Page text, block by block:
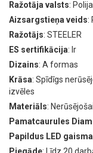
Ražotāja valsts: Polija
Aizsargstieņa veids:
Ražotājs: STEELER
ES sertifikācija: Ir
Dizains: A formas
Krāsa: Spīdīgs
izvēles
Materiāls:
Pamatcaurules
Papildus LED
Piegāde: Līdz 20